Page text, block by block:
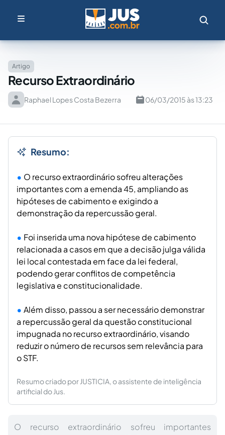
Artigo
Recurso Extraordinário
Raphael Lopes Costa Bezerra 06/03/2015 às 13:23
Resumo:
O recurso extraordinário sofreu alterações
importantes com a emenda 45, ampliando as
hipóteses de cabimento e exigindo a
demonstração da repercussão geral.
Foi inserida uma nova hipótese de cabimento
relacionada a casos em que a decisão julga válida
lei local contestada em face da lei federal,
podendo gerar conflitos de competência
legislativa e constitucionalidade.
Além disso, passou a ser necessário demonstrar
a repercussão geral da questão constitucional
impugnada no recurso extraordinário, visando
reduzir o número de recursos sem relevância para
o STF.
Resumo criado por JUSTICIA, o assistente de inteligência
artificial do Jus.
O recurso extraordinário sofreu importantes